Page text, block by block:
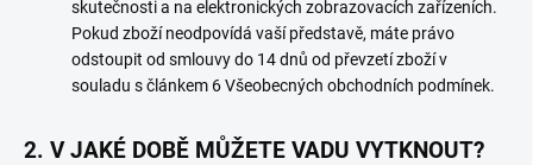
skutečnosti a na elektronických zobrazovacích zařízeních.
Pokud zboží neodpovídá vaší představě, máte právo
odstoupit od smlouvy do 14 dnů od převzetí zboží v
souladu s článkem 6 Všeobecných obchodních podmínek.
2. V JAKÉ DOBĚ MŮŽETE VADU VYTKNOUT?